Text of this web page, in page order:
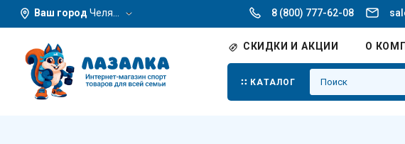
Ваш город Челябинск 8 (800) 777-62-08
СКИДКИ И АКЦИИ О
КАТАЛОГ